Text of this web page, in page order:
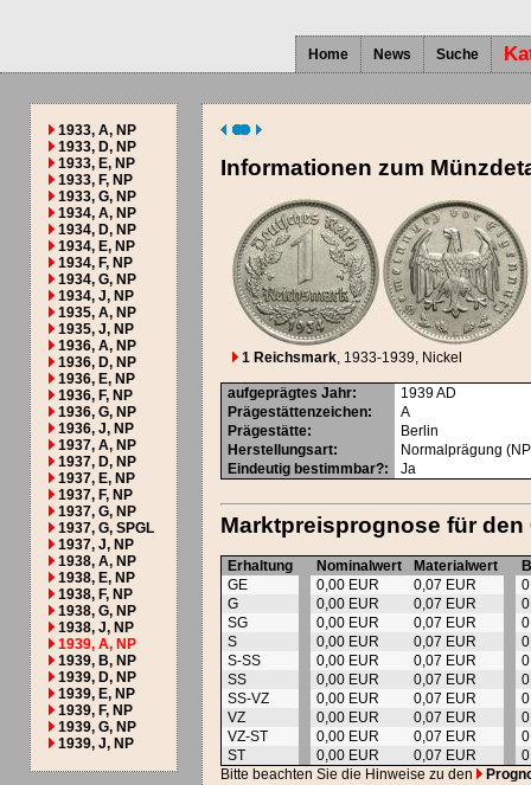
Home News Suche
1933, A, NP
1933, D, NP
1933, E, NP
1933, F, NP
1933, G, NP
1934, A, NP
1934, D, NP
1934, E, NP
1934, F, NP
1934, G, NP
1934, J, NP
1935, A, NP
1935, J, NP
1936, A, NP
1936, D, NP
1936, E, NP
1936, F, NP
1936, G, NP
1936, J, NP
1937, A, NP
1937, D, NP
1937, E, NP
1937, F, NP
1937, G, NP
1937, G, SPGL
1937, J, NP
1938, A, NP
1938, E, NP
1938, F, NP
1938, G, NP
1938, J, NP
1939, A, NP
1939, B, NP
1939, D, NP
1939, E, NP
1939, F, NP
1939, G, NP
1939, J, NP
Informationen zum
1 Reichsmark, 1933-1939, Nickel
aufgeprägtes Jahr: 1939AD
Prägestättenzeichen:
A
Prägestätte:
Berlin
Herstellungsart:
Normalprägung
Eindeutig bestimmbar?: Ja
Marktpreisprognose für den
Erhaltung Nominalwert Materialwert
GE
0,00 EUR 0,07 EUR
G
0,00 EUR 0,07 EUR
SG
0,00 EUR 0,07 EUR
S
0,00 EUR 0,07 EUR
S-SS
0,00 EUR 0,07 EUR
SS
0,00 EUR 0,07 EUR
SS-VZ
0,00 EUR 0,07 EUR
VZ
0,00 EUR 0,07 EUR
VZ-ST
0,00 EUR 0,07 EUR
ST
0,00 EUR 0,07 EUR
Bitte beachten Sie die Hinweise zu den